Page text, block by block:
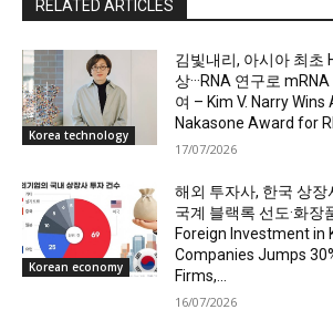
RELATED ARTICLES
Korea technology
김빛내리, 아시아 최초
상···RNA 연구로
여 – Kim V. Narry Wins
Nakasone Award for
17/07/2026
Korean economy
해외 투자사, 한국 상장
국계 블랙록 선도·화장
Foreign Investment in
Companies Jumps
Firms,...
16/07/2026